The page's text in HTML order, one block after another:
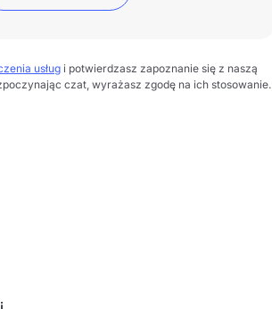
usług i potwierdzasz zapoznanie się z naszą
czat, wyrażasz zgodę na ich stosowanie.